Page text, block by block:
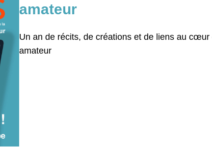
amateur
Un an de récits, de créations et de liens au
amateur